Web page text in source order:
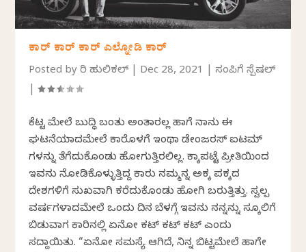
ಕಾರ್ ಕಾರ್ ಕಾರ್ ಎಲ್ನೋಡಿ ಕಾರ್
Posted byಸಿರಿ ಹುಲಿಕಲ್| Dec 28, 2021 |ಸಂಪಿಗೆ ಸ್ಪೆಷಲ್
|
ಕೆಟ್ಟ ಮೇಲೆ ಬುದ್ಧಿ ಬಂತು ಅಂತಾರಲ್ಲ ಹಾಗೆ ನಾನು ಈ
ಘಟನೆಯಾದಮೇಲೆ ಕಾರೊಳಗೆ ಇಂಥಾ ಡೇಂಜರಸ್ ಐಟಮ್
ಗಳನ್ನು ತೆಗೆದುಕೊಂಡು ಹೋಗುತ್ತಿರಲಿಲ್ಲ. ಸಿಕ್ಕಾಪಟ್ಟೆ ಪ್ರೀತಿಯಿಂದ
ಇವನು ನೋಡಿಕೊಳ್ಳುತ್ತಿದ್ದ ಕಾರು ನಮ್ಮನ್ನ ಅಕ್ಕ ಪಕ್ಕದ
ದೇಶಗಳಿಗೆ ಸುಖವಾಗಿ ಕರೆದುಕೊಂಡು ಹೋಗಿ ಬರುತ್ತಿತ್ತು. ಸ್ವಲ್ಪ
ವರ್ಷಗಳಾದಮೇಲೆ ಒಂದು ದಿನ ಬೆಳಗ್ಗೆ ಇವನು ನನ್ನನ್ನು ಸ್ಕೂಲಿಗೆ
ಬಿಡುವಾಗ ಕಾರಿನಲ್ಲಿ ಏನೋ ಕಟ್ ಕಟ್ ಕಟ್ ಎಂದು‌
ಸದ್ದಾಯಿತು. “ಏನೋ‌ ಸಮಸ್ಯೆ ಆಗಿದೆ, ನಿನ್ನ ಬಿಟ್ಟಮೇಲೆ ಹಾಗೇ